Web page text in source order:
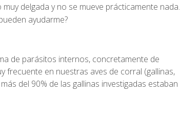
delgada y no se mueve prácticamente nada.
ayudarme?
de parásitos internos, concretamente de
frecuente en nuestras aves de corral (gallinas,
del 90% de las gallinas investigadas estaban